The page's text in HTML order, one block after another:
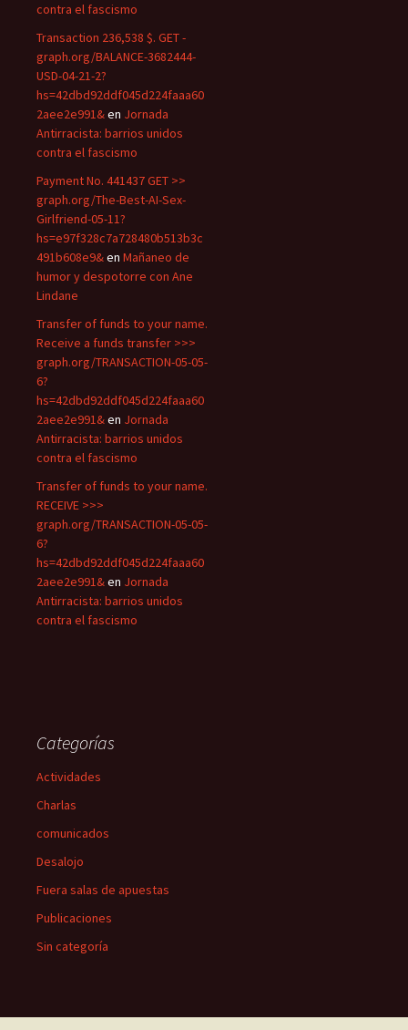
contra el fascismo
Transaction 236,538 $. GET -
graph.org/BALANCE-3682444-
USD-04-21-2?
hs=42dbd92ddf045d224faaa60
2aee2e991&en Jornada
Antirracista: barrios unidos
contra el fascismo
Payment No. 441437 GET >>
graph.org/The-Best-AI-Sex-
Girlfriend-05-11?
hs=e97f328c7a728480b513b3c
491b608e9&en Mañaneo de
humor y despotorre con Ane
Lindane
Transfer of funds to your name.
Receive a funds transfer >>>
graph.org/TRANSACTION-05-05-
6?
hs=42dbd92ddf045d224faaa60
2aee2e991&en Jornada
Antirracista: barrios unidos
contra el fascismo
Transfer of funds to your name.
RECEIVE >>>
graph.org/TRANSACTION-05-05-
6?
hs=42dbd92ddf045d224faaa60
2aee2e991&en Jornada
Antirracista: barrios unidos
contra el fascismo
Categorías
Actividades
Charlas
comunicados
Desalojo
Fuera salas de apuestas
Publicaciones
Sin categoría